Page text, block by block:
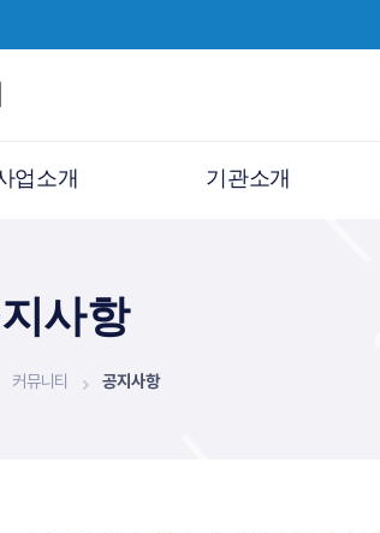
업소개
경력개발
회네트워크
기관소개
사항
커뮤니티 공지사항